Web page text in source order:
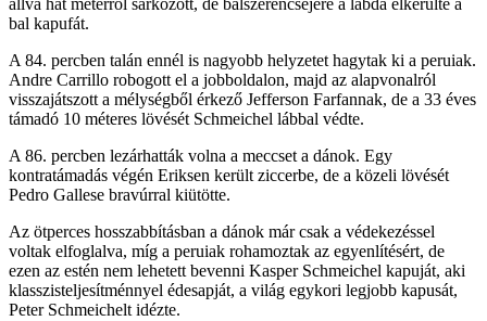
állva hat méterről sarkozott, de balszerencséjére a labda elkerülte a
bal kapufát.
A 84. percben talán ennél is nagyobb helyzetet hagytak ki a peruiak.
Andre Carrillo robogott el a jobboldalon, majd az alapvonalról
visszajátszott a mélységből érkező Jefferson Farfannak, de a 33 éves
támadó 10 méteres lövését Schmeichel lábbal védte.
A 86. percben lezárhatták volna a meccset a dánok. Egy
kontratámadás végén Eriksen került ziccerbe, de a közeli lövését
Pedro Gallese bravúrral kiütötte.
Az ötperces hosszabbításban a dánok már csak a védekezéssel
voltak elfoglalva, míg a peruiak rohamoztak az egyenlítésért, de
ezen az estén nem lehetett bevenni Kasper Schmeichel kapuját, aki
klasszisteljesítménnyel édesapját, a világ egykori legjobb kapusát,
Peter Schmeichelt idézte.